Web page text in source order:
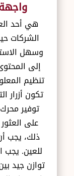
هي أحد
الشركات
وسهل
إلى
تنظيم
تكون أزرار
توفير
على
ذلك، يجب
للعين. يجب
توازن جيد